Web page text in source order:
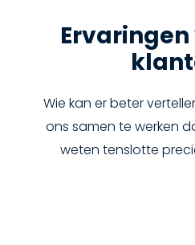
Wie kan er beter
ons samen te werken
weten tenslotte